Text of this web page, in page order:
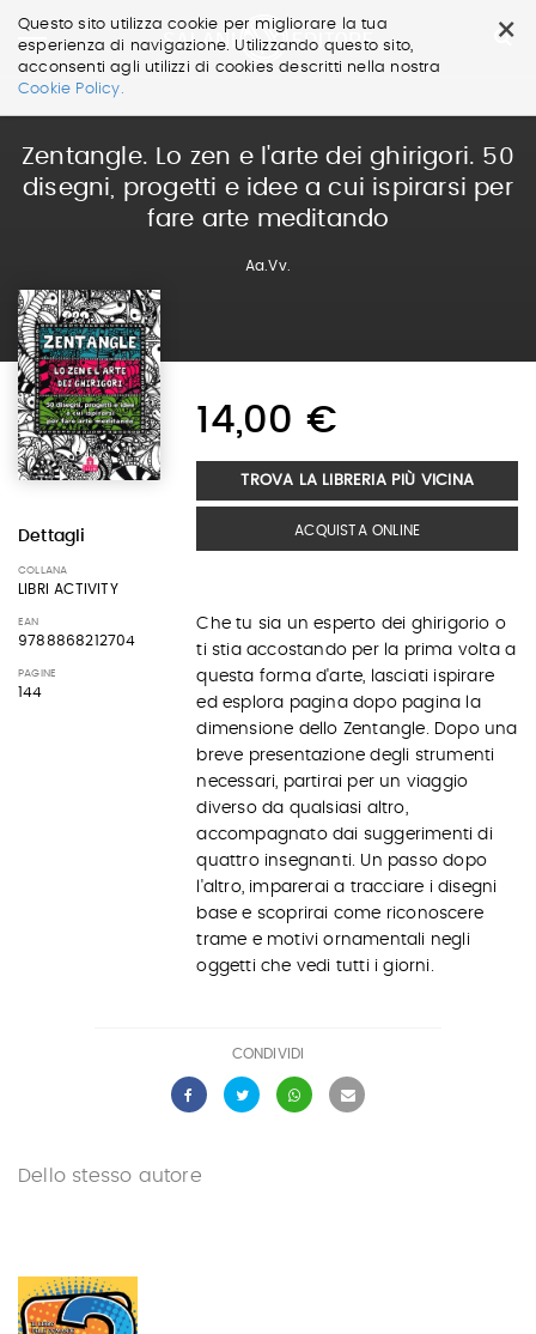
×
Questo sito utilizza cookie per migliorare la tua
esperienza di navigazione. Utilizzando questo sito,
acconsenti agli utilizzi di cookies descritti nella nostra
Cookie Policy.
Salta
Salta
alla
Zentangle. Lo zen e l'arte dei ghirigori. 50
disegni, progetti e idee a cui ispirarsi per
fare arte meditando
Aa.Vv.
Dettagli
COLLANA
LIBRI ACTIVITY
EAN
9788868212704
PAGINE
144
14,00 €
TROVA LA LIBRERIA PIÙ VICINA
ACQUISTA ONLINE
Che tu sia un esperto dei ghirigorio o
ti stia accostando per la prima volta a
questa forma d'arte, lasciati ispirare
ed esplora pagina dopo pagina la
dimensione dello Zentangle. Dopo una
breve presentazione degli strumenti
necessari, partirai per un viaggio
diverso da qualsiasi altro,
accompagnato dai suggerimenti di
quattro insegnanti. Un passo dopo
l'altro, imparerai a tracciare i disegni
base e scoprirai come riconoscere
trame e motivi ornamentali negli
oggetti che vedi tutti i giorni.
CONDIVIDI
Dello stesso autore